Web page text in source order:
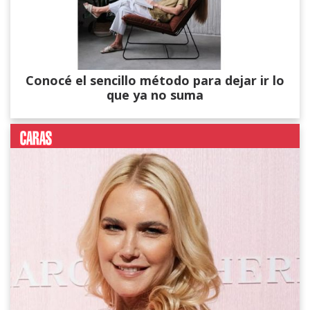
Conocé el sencillo método para dejar ir lo
que ya no suma